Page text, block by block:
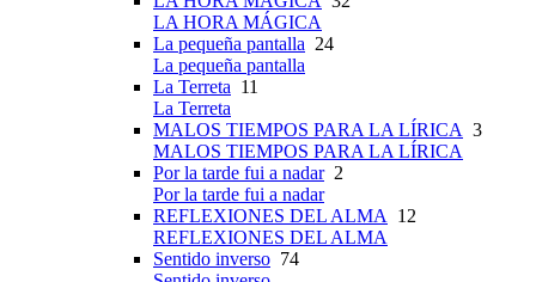
LA HORA MÁGICA
La pequeña pantalla 24
La pequeña pantalla
La Terreta 11
La Terreta
MALOS TIEMPOS PARA LA LÍRICA 3
MALOS TIEMPOS PARA LA LÍRICA
Por la tarde fui a nadar2
Por la tarde fui a nadar
REFLEXIONES DEL ALMA 12
REFLEXIONES DEL ALMA
Sentido inverso 74